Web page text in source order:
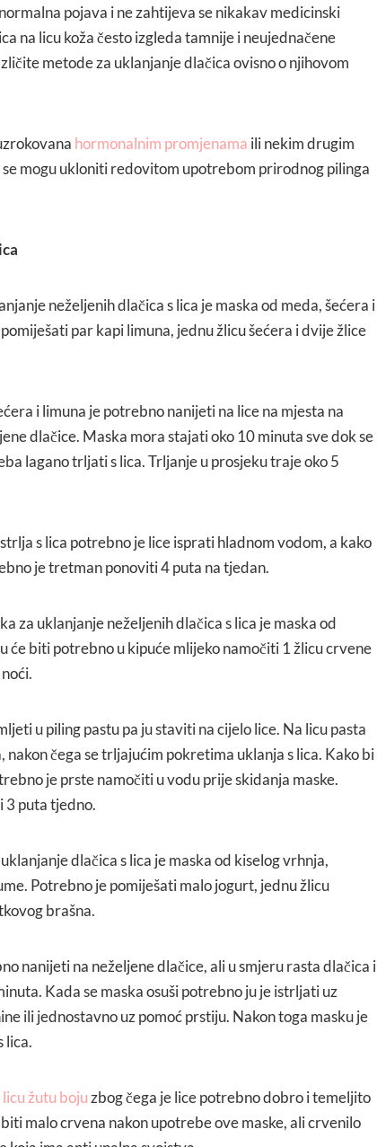
pojava i ne zahtijeva se nikakav medicinski
na licu koža često izgleda tamnije i neujednačene
metode za uklanjanje dlačica ovisno o njihovom
hormonalnim promjenama ili nekim drugim
mogu ukloniti redovitom upotrebom prirodnog pilinga
neželjenih dlačica s lica je maska od meda, šećera i
par kapi limuna, jednu žlicu šećera i dvije žlice
i limuna je potrebno nanijeti na lice na mjesta na
dlačice. Maska mora stajati oko 10 minuta sve dok se
lagano trljati s lica. Trljanje u prosjeku traje oko 5
s lica potrebno je lice isprati hladnom vodom, a kako
je tretman ponoviti 4 puta na tjedan.
za uklanjanje neželjenih dlačica s lica je maska od
će biti potrebno u kipuće mlijeko namočiti 1 žlicu crvene
u piling pastu pa ju staviti na cijelo lice. Na licu pasta
nakon čega se trljajućim pokretima uklanja s lica. Kako bi
je prste namočiti u vodu prije skidanja maske.
3 puta tjedno.
dlačica s lica je maska od kiselog vrhnja,
Potrebno je pomiješati malo jogurt, jednu žlicu
brašna.
nanijeti na neželjene dlačice, ali u smjeru rasta dlačica i
Kada se maska osuši potrebno ju je istrljati uz
ili jednostavno uz pomoć prstiju. Nakon toga masku je
lica.
žutu bojuzbog čega je lice potrebno dobro i temeljito
malo crvena nakon upotrebe ove maske, ali crvenilo